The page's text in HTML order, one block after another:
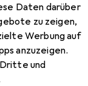
Daten darüber
zu zeigen,
Werbung auf
anzuzeigen.
und
Brütting
Running und